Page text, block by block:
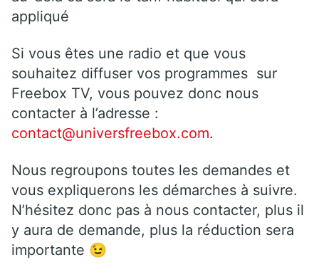
appliqué
Si vous êtes une radio et que vous
souhaitez diffuser vos programmes sur
Freebox TV, vous pouvez donc nous
contacter à l’adresse :
contact@universfreebox.com.
Nous regroupons toutes les demandes et
vous expliquerons les démarches à suivre.
N’hésitez donc pas à nous contacter, plus il
y aura de demande, plus la réduction sera
importante 😉